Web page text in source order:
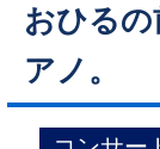
おひる
アノ。